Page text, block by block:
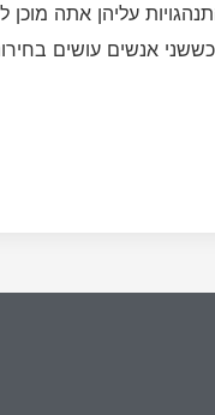
עליהן אתה
אנשים עושים